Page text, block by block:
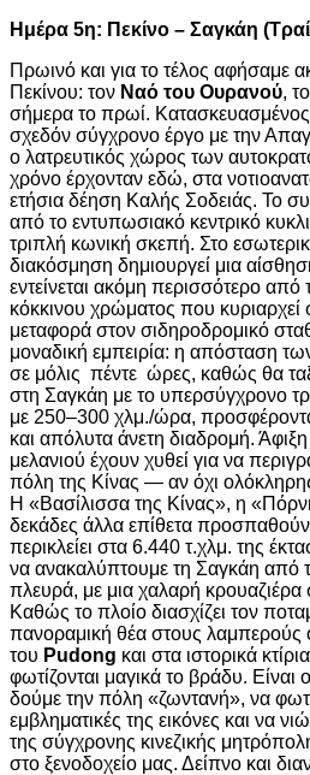
Ημέρα 5η: Πεκίνο – Σαγκάη
Πρωινό και για το τέλος αφήσαμε
Πεκίνου: τον Ναό του Ουρανού,
σήμερα το πρωί.
σχεδόν σύγχρονο έργο με την
ο λατρευτικός χώρος των
χρόνο έρχονταν εδώ, στα
ετήσια δέηση Καλής Σοδειάς. Το
από το εντυπωσιακό κεντρικό
τριπλή κωνική σκεπή. Στο
διακόσμηση δημιουργεί μια
εντείνεται ακόμη περισσότερο
κόκκινου χρώματος που κυριαρχεί
μεταφορά στον σιδηροδρομικό
μοναδική εμπειρία: η απόσταση
σε μόλις πέντε ώρες, καθώς θα
στη Σαγκάη με το υπερσύγχρονο
με 250–300 χλμ./ώρα,
και απόλυτα άνετη διαδρομή.
μελανιού έχουν χυθεί για να
πόλη της Κίνας — αν όχι
Η «Βασίλισσα της Κίνας», η
δεκάδες άλλα επίθετα
περικλείει στα 6.440 τ.χλμ. της
να ανακαλύπτουμε τη Σαγκάη από
πλευρά, με μια χαλαρή
Καθώς το πλοίο διασχίζει τον
πανοραμική θέα στους λαμπερούς
του Pudong και στα ιστορικά
φωτίζονται μαγικά το βράδυ. Είναι
δούμε την πόλη «ζωντανή», να
εμβληματικές της εικόνες και να
της σύγχρονης κινεζικής
στο ξενοδοχείο μας. Δείπνο και